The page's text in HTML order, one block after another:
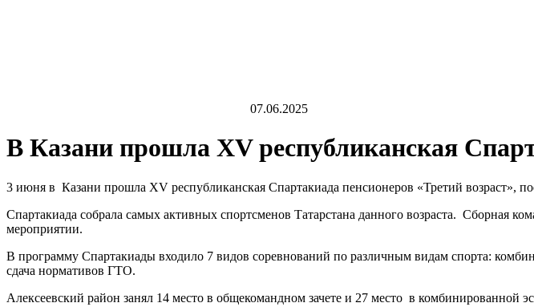
07.06.2025
В Казани прошла XV республиканская
3 июня в Казани прошла XV республиканская Спартакиада пенсионеров «Третий возраст»,
Спартакиада собрала самых активных спортсменов Татарстана данного возраста. Сборная
мероприятии.
В программу Спартакиады входило 7 видов соревнований по различным видам спорта:
сдача нормативов ГТО.
Алексеевский район занял 14 место в общекомандном зачете и 27 место в комбинированной